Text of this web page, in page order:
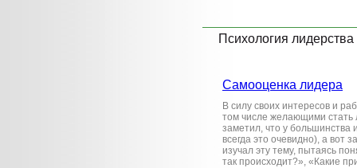
Психология лидерства
Самооценка лидера
В силу своих интересов и
том числе желающими
заметил, что у большинства
всегда это очевидно), а вот
изучал эту тему, пытаясь
так происходит?», «Какие